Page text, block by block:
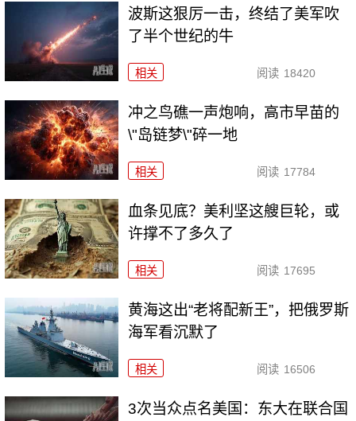
波斯这狠厉一击，终结了美军吹
了半个世纪的牛
相关 阅读 18420
冲之鸟礁一声炮响，高市早苗的
\"岛链梦\"碎一地
相关 阅读 17784
血条见底？美利坚这艘巨轮，或
许撑不了多久了
相关 阅读 17695
黄海这出“老将配新王”，把俄罗斯
海军看沉默了
相关 阅读 16506
3次当众点名美国：东大在联合国